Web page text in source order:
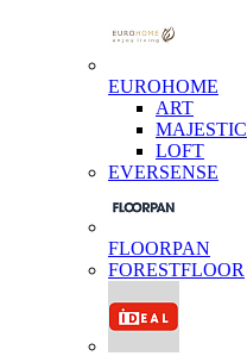
EUROHOME
ART
MAJESTIC
LOFT
EVERSENSE
FLOORPAN
FORESTFLOOR